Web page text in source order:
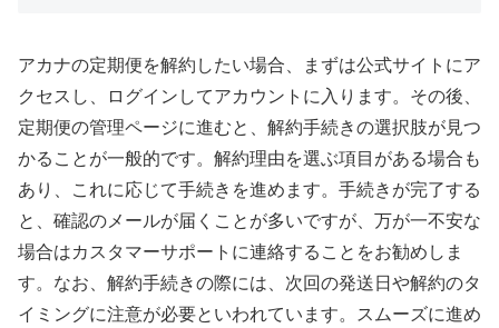
アカナの定期便を解約したい場合、まずは公式サイトにア
クセスし、ログインしてアカウントに入ります。その後、
定期便の管理ページに進むと、解約手続きの選択肢が見つ
かることが一般的です。解約理由を選ぶ項目がある場合も
あり、これに応じて手続きを進めます。手続きが完了する
と、確認のメールが届くことが多いですが、万が一不安な
場合はカスタマーサポートに連絡することをお勧めしま
す。なお、解約手続きの際には、次回の発送日や解約のタ
イミングに注意が必要といわれています。スムーズに進め